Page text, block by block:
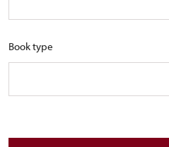
Book type